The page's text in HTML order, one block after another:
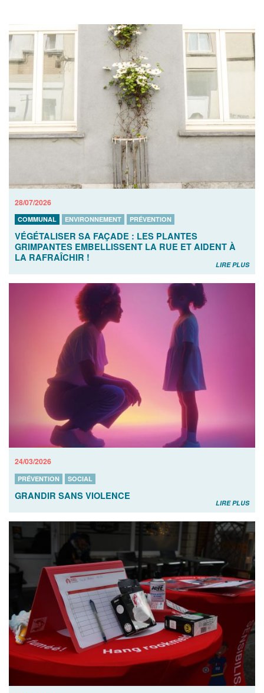
28/07/2026
COMMUNAL ENVIRONNEMENT PRÉVENTION
VÉGÉTALISER SA FAÇADE : LES PLANTES
GRIMPANTES EMBELLISSENT LA RUE ET AIDENT À
LA RAFRAÎCHIR !
LIRE PLUS
24/03/2026
PRÉVENTION SOCIAL
GRANDIR SANS VIOLENCE
LIRE PLUS